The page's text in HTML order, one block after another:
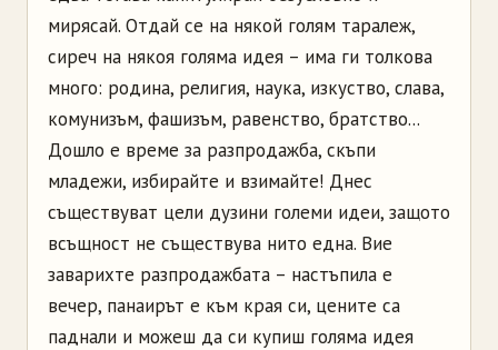
мирясай. Отдай се на някой голям таралеж,
сиреч на някоя голяма идея – има ги толкова
много: родина, религия, наука, изкуство, слава,
комунизъм, фашизъм, равенство, братство...
Дошло е време за разпродажба, скъпи
младежи, избирайте и взимайте! Днес
съществуват цели дузини големи идеи, защото
всъщност не съществува нито една. Вие
заварихте разпродажбата – настъпила е
вечер, панаирът е към края си, цените са
паднали и можеш да си купиш голяма идея